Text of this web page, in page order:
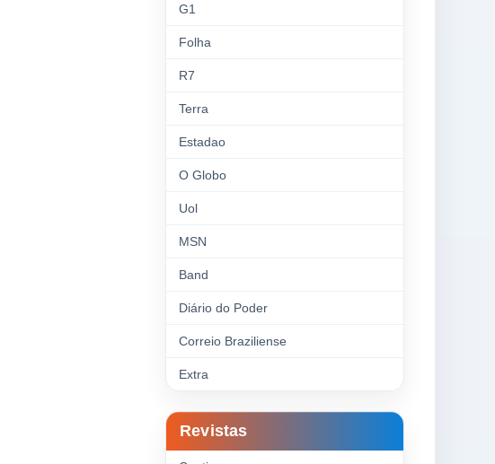
G1
Folha
R7
Terra
Estadao
O Globo
Uol
MSN
Band
Diário do Poder
Correio Braziliense
Extra
Revistas